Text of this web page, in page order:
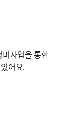
사업을 통한
어요.